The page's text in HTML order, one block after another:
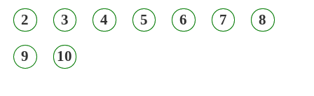
2 3 4 5 6 7 8
9 10